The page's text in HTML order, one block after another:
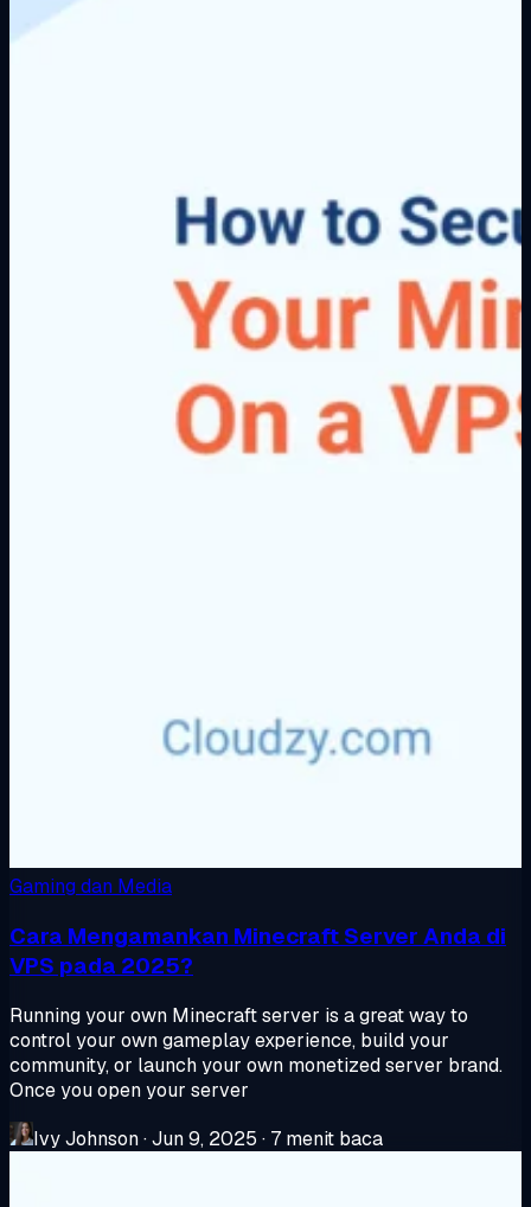
Gaming dan Media
Cara Mengamankan Minecraft Server Anda di
VPS pada 2025?
Running your own Minecraft server is a great way to
control your own gameplay experience, build your
community, or launch your own monetized server brand.
Once you open your server
Ivy Johnson·Jun 9, 2025 · 7 menit baca